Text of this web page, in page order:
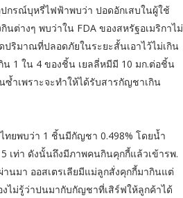
กรณ์บุหรี่ไฟฟ้าพบว่า ปอดอักเสบในผู้ใช้
างๆ พบว่าใน FDA ของสหรัฐอเมริกาไม่
ริมาณที่ปลอดภัยในระยะสั้นเอาไว้ไม่เกิน
1 ใน 4 ของชิ้น เยลลี่หมีมี 10 มก.ต่อชิ้น
ำเพราะจะทำให้ได้รับสารกัญชาเกิน
ทยพบว่า 1 ชิ้นมีกัญชา 0.498% โดยน้ำ
เท่า ดังนั้นถึงมีภาพคนกินคุกกี้แล้วเข้ารพ.
นมา ออสเตรเลียมีแม่ลูกสั่งคุกกี้มากินแต่
ไม่รู้ว่าปนมากับกัญชาที่เสิร์ฟให้ลูกค้าได้